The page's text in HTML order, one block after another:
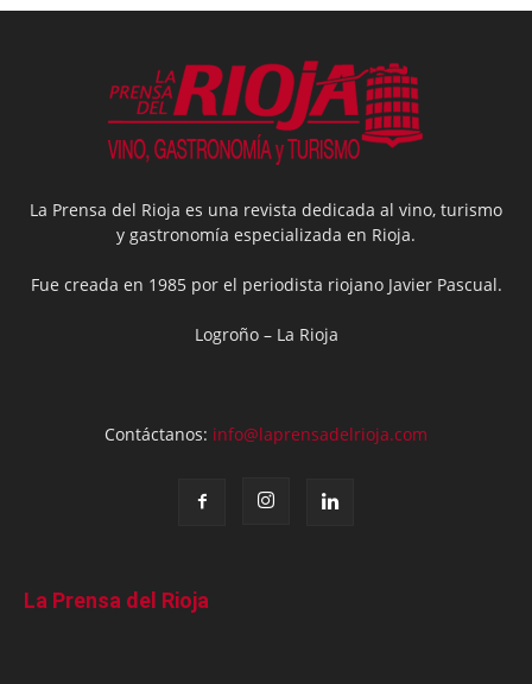
La Prensa del Rioja es una revista dedicada al vino, turismo
y gastronomía especializada en Rioja.
Fue creada en 1985 por el periodista riojano Javier Pascual.
Logroño – La Rioja
Contáctanos: info@laprensadelrioja.com
La Prensa del Rioja